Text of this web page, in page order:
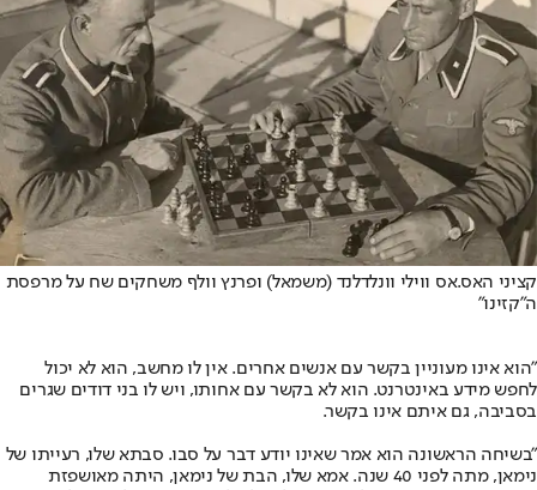
קציני האס.אס ווילי וונלדלנד (משמאל) ופרנץ וולף משחקים שח על מרפסת
ה"קזינו"
"הוא אינו מעוניין בקשר עם אנשים אחרים. אין לו מחשב, הוא לא יכול
לחפש מידע באינטרנט. הוא לא בקשר עם אחותו, ויש לו בני דודים שגרים
בסביבה, גם איתם אינו בקשר.
"בשיחה הראשונה הוא אמר שאינו יודע דבר על סבו. סבתא שלו, רעייתו של
נימאן, מתה לפני 40 שנה. אמא שלו, הבת של נימאן, היתה מאושפזת